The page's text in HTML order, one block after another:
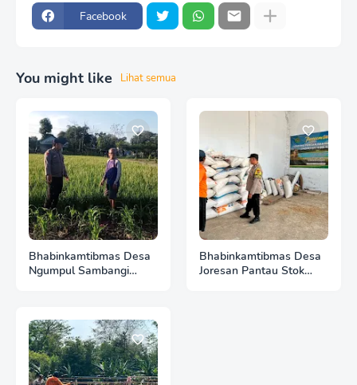
Facebook
You might like Lihat semua
Bhabinkamtibmas Desa
Ngumpul Sambangi
Pangan Mandiri
Bhabinkamtibmas Desa
Joresan Pantau Stok